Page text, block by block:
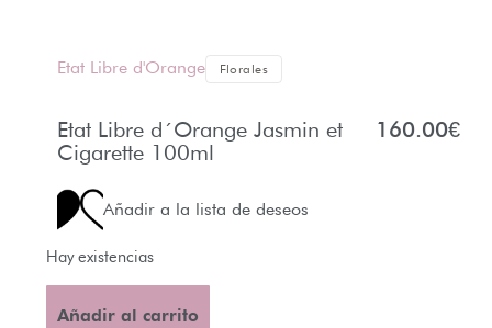
Etat Libre d'Orange Florales
Etat Libre d´Orange Jasmin et
Cigarette 100ml
160.00€
Añadir a la lista de deseos
Hay existencias
Añadir al carrito